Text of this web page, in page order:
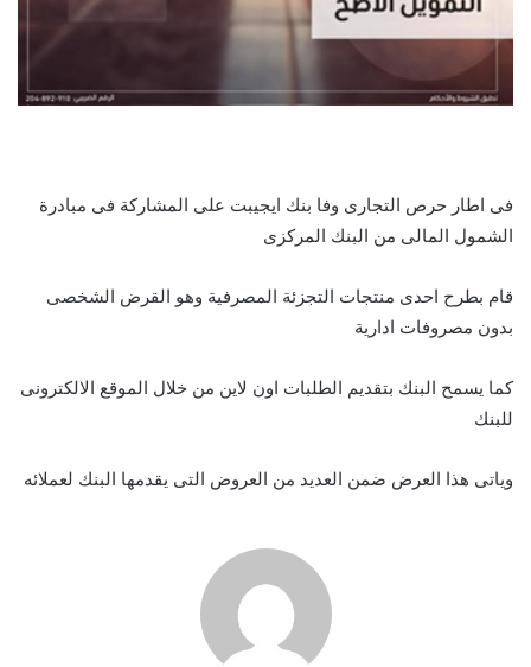
فى اطار حرص التجارى وفا بنك ايجيبت على المشاركة فى مبادرة
الشمول المالى من البنك المركزى
قام بطرح احدى منتجات التجزئة المصرفية وهو القرض الشخصى
بدون مصروفات ادارية
كما يسمح البنك بتقديم الطلبات اون لاين من خلال الموقع الالكترونى
للبنك
وياتى هذا العرض ضمن العديد من العروض التى يقدمها البنك لعملائه